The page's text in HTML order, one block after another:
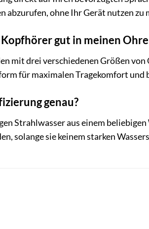
ohne Ihr Gerät nutzen zu
gut in meinen
mit drei verschiedenen Größen
für maximalen Tragekomfort und
genau?
Strahlwasser aus einem
solange sie keinem starken